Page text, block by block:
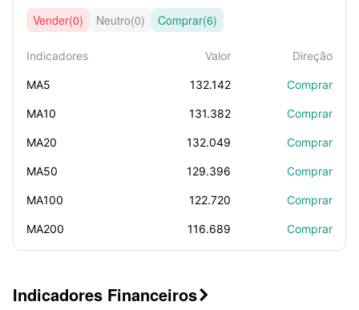
Vender(0) Neutro(0) Comprar(6)
Indicadores Valor Direção
MA5 132.142 Comprar
MA10 131.382 Comprar
MA20 132.049 Comprar
MA50 129.396 Comprar
MA100 122.720 Comprar
MA200 116.689 Comprar
Indicadores Financeiros